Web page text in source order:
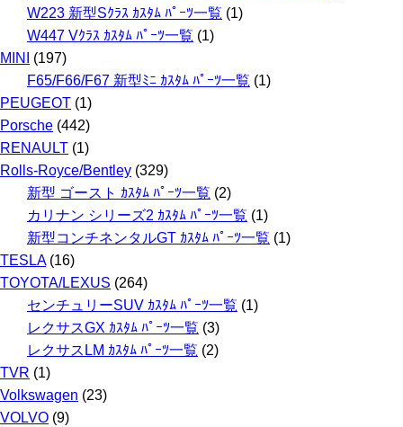
W223 新型Sｸﾗｽ ｶｽﾀﾑ ﾊﾟｰﾂ一覧 (1)
W447 Vｸﾗｽ ｶｽﾀﾑ ﾊﾟｰﾂ一覧 (1)
MINI
(197)
F65/F66/F67 新型ﾐﾆ ｶｽﾀﾑ ﾊﾟｰﾂ一覧 (1)
PEUGEOT (1)
Porsche (442)
RENAULT (1)
Rolls-Royce/Bentley (329)
新型 ゴースト ｶｽﾀﾑ ﾊﾟｰﾂ一覧 (2)
カリナン シリーズ2 ｶｽﾀﾑ ﾊﾟｰﾂ一覧 (1)
新型コンチネンタルGT ｶｽﾀﾑ ﾊﾟｰﾂ一覧 (1)
TESLA(16)
TOYOTA/LEXUS (264)
センチュリーSUV ｶｽﾀﾑ ﾊﾟｰﾂ一覧 (1)
レクサスGX ｶｽﾀﾑ ﾊﾟｰﾂ一覧 (3)
レクサスLM ｶｽﾀﾑ ﾊﾟｰﾂ一覧 (2)
TVR (1)
Volkswagen (23)
VOLVO (9)